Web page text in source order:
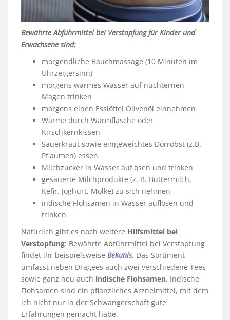
Bewährte Abführmittel bei Verstopfung für Kinder und
Erwachsene sind:
morgendliche Bauchmassage (10 Minuten im
Uhrzeigersinn)
morgens warmes Wasser auf nüchternen
Magen trinken
morgens einen Esslöffel Olivenöl einnehmen
Wärme durch Wärmflasche oder
Kirschkernkissen
Sauerkraut sowie eingeweichtes Dörrobst (z.B.
Pflaumen) essen
Milchzucker in Wasser auflösen und trinken
gesäuerte Milchprodukte (z. B. Buttermilch,
Kefir, Joghurt, Molke) zu sich nehmen
indische Flohsamen in Wasser auflösen und
trinken
Natürlich gibt es noch weitere Hilfsmittel bei
Verstopfung: Bewährte Abführmittel bei Verstopfung
findet ihr beispielsweise Bekunis. Das Sortiment
umfasst neben Dragees auch zwei verschiedene Tees
sowie ganz neu auch indische Flohsamen. Indische
Flohsamen sind ein pflanzliches Arzneimittel, mit dem
ich nicht nur in der Schwangerschaft gute
Erfahrungen gemacht habe.